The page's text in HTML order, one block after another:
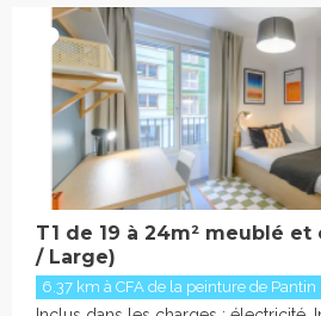
T1 de 19 à 24m² meublé
/ Large)
6.37 km à CFA de la peinture de Pantin